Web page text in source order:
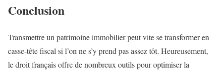
Conclusion
Transmettre un patrimoine immobilier peut vite se transformer en
casse-tête fiscal si l’on ne s’y prend pas assez tôt. Heureusement,
le droit français offre de nombreux outils pour optimiser la